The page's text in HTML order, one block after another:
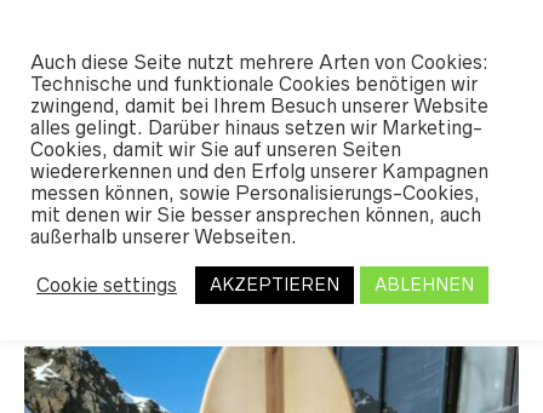
TAG ARCHIVES:KAI DANGEL
Banked Slalom Saison 2025
Auch diese Seite nutzt mehrere Arten von Cookies:
Technische und funktionale Cookies benötigen wir
zwingend, damit bei Ihrem Besuch unserer Website
alles gelingt. Darüber hinaus setzen wir Marketing-
Cookies, damit wir Sie auf unseren Seiten
wiedererkennen und den Erfolg unserer Kampagnen
messen können, sowie Personalisierungs-Cookies,
mit denen wir Sie besser ansprechen können, auch
außerhalb unserer Webseiten.
Cookie settings AKZEPTIEREN ABLEHNEN